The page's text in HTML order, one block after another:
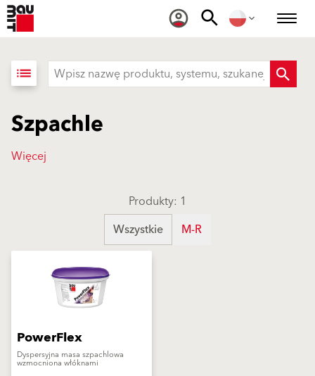
list
Szpachle
Więcej
Produkty: 1
Wszystkie
M-R
PowerFlex
Dyspersyjna masa szpachlowa
wzmocniona włóknami